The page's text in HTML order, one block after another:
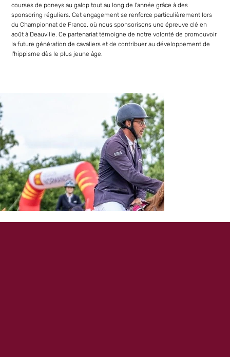
courses de poneys au galop tout au long de l'année grâce à des
sponsoring réguliers. Cet engagement se renforce particulièrement lors
du Championnat de France, où nous sponsorisons une épreuve clé en
août à Deauville. Ce partenariat témoigne de notre volonté de promouvoir
la future génération de cavaliers et de contribuer au développement de
l'hippisme dès le plus jeune âge.